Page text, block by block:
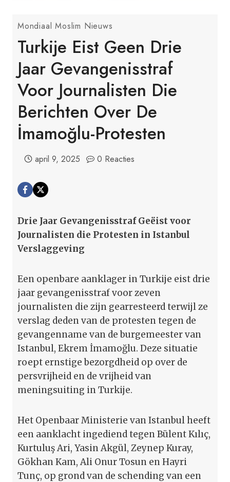
Mondiaal Moslim Nieuws
Turkije Eist Geen Drie
Jaar Gevangenisstraf
Voor Journalisten Die
Berichten Over De
İmamoğlu-Protesten
april 9, 2025 0 Reacties
Drie Jaar Gevangenisstraf Geëist voor
Journalisten die Protesten in Istanbul
Verslaggeving
Een openbare aanklager in Turkije eist drie
jaar gevangenisstraf voor zeven
journalisten die zijn gearresteerd terwijl ze
verslag deden van de protesten tegen de
gevangenname van de burgemeester van
Istanbul, Ekrem İmamoğlu. Deze situatie
roept ernstige bezorgdheid op over de
persvrijheid en de vrijheid van
meningsuiting in Turkije.
Het Openbaar Ministerie van Istanbul heeft
een aanklacht ingediend tegen Bülent Kılıç,
Kurtuluş Ari, Yasin Akgül, Zeynep Kuray,
Gökhan Kam, Ali Onur Tosun en Hayri
Tunç, op grond van de schending van een